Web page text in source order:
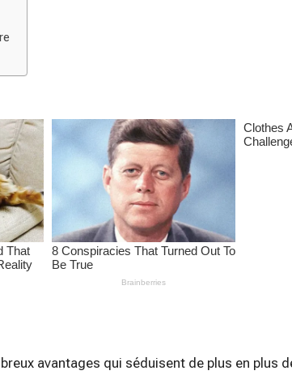
avantages qui séduisent de plus en plus